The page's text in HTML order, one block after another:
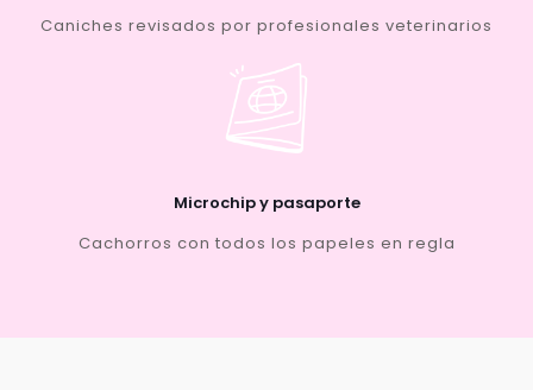
Caniches revisados por profesionales veterinarios
Microchip y pasaporte
Cachorros con todos los papeles en regla